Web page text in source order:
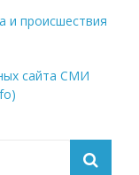
и происшествия
сайта СМИ